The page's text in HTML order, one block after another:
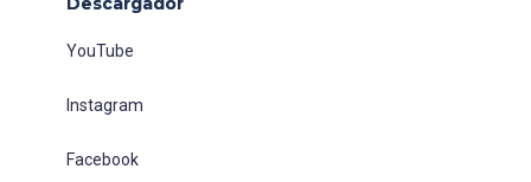
YouTube
Instagram
Facebook